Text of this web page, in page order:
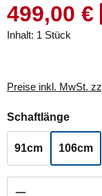
499,00 €
Inhalt: 1 Stück
Preise inkl. MwSt.
Schaftlänge
91cm 106cm
Produkt